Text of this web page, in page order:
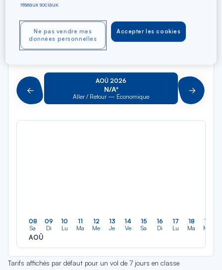
Aller-Retour Aller simple
Précédent
AOÛ 2026
N/A*
Aller / Retour — Économique Suivant
08
Sa
AOÛ
09
Di
10
Lu
11
Ma
12
Me
13
Je
14
Ve
15
Sa
16
Di
17
Lu
18
Ma
19
Me
Tarifs affichés par défaut pour un vol de 7 jours en classe
réseaux sociaux.
Accepter les cookies
Ne pas vendre mes
données personnelles